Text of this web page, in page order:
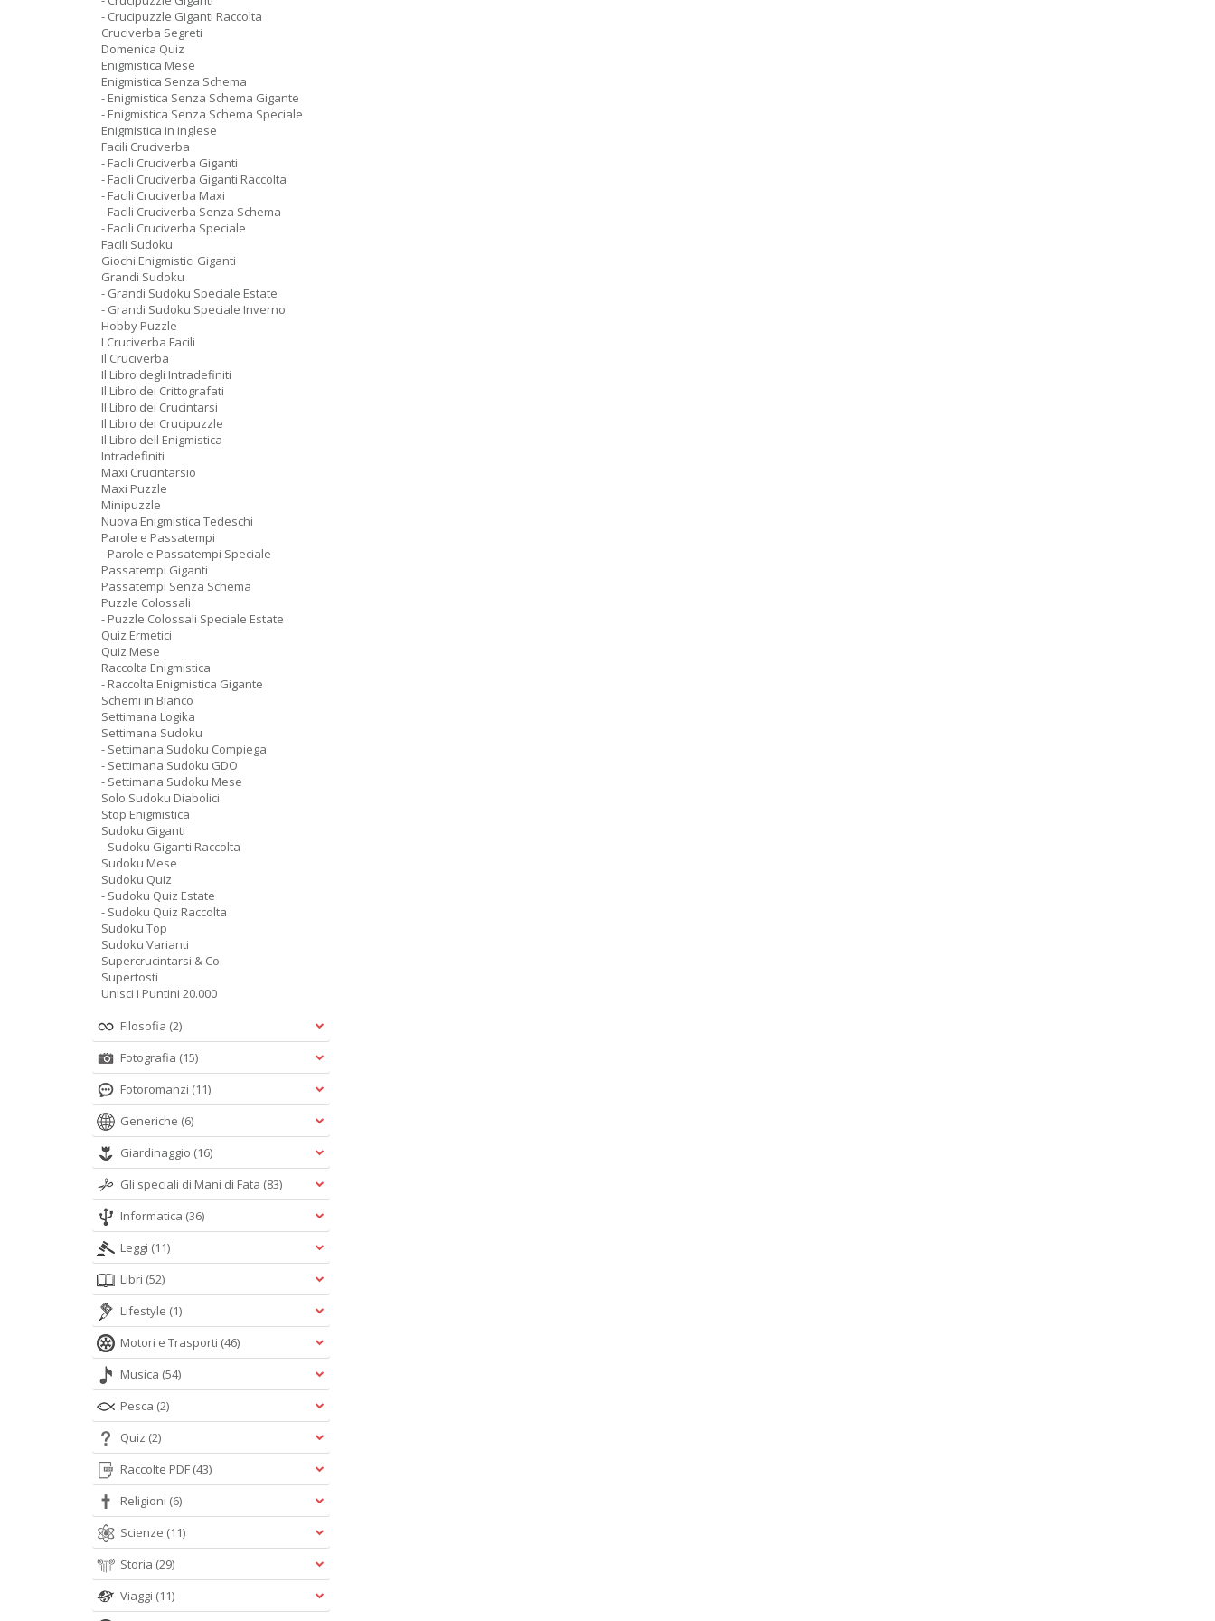
- Crucipuzzle Giganti Raccolta
Cruciverba Segreti
Domenica Quiz
Enigmistica Mese
Enigmistica Senza Schema
- Enigmistica Senza Schema Gigante
- Enigmistica Senza Schema Speciale
Enigmistica in inglese
Facili Cruciverba
- Facili Cruciverba Giganti
- Facili Cruciverba Giganti Raccolta
- Facili Cruciverba Maxi
- Facili Cruciverba Senza Schema
- Facili Cruciverba Speciale
Facili Sudoku
Giochi Enigmistici Giganti
Grandi Sudoku
- Grandi Sudoku Speciale Estate
- Grandi Sudoku Speciale Inverno
Hobby Puzzle
I Cruciverba Facili
Il Cruciverba
Il Libro degli Intradefiniti
Il Libro dei Crittografati
Il Libro dei Crucintarsi
Il Libro dei Crucipuzzle
Il Libro dell Enigmistica
Intradefiniti
Maxi Crucintarsio
Maxi Puzzle
Minipuzzle
Nuova Enigmistica Tedeschi
Parole e Passatempi
- Parole e Passatempi Speciale
Passatempi Giganti
Passatempi Senza Schema
Puzzle Colossali
- Puzzle Colossali Speciale Estate
Quiz Ermetici
Quiz Mese
Raccolta Enigmistica
- Raccolta Enigmistica Gigante
Schemi in Bianco
Settimana Logika
Settimana Sudoku
- Settimana Sudoku Compiega
- Settimana Sudoku GDO
- Settimana Sudoku Mese
Solo Sudoku Diabolici
Stop Enigmistica
Sudoku Giganti
- Sudoku Giganti Raccolta
Sudoku Mese
Sudoku Quiz
- Sudoku Quiz Estate
- Sudoku Quiz Raccolta
Sudoku Top
Sudoku Varianti
Supercrucintarsi & Co.
Supertosti
Unisci i Puntini 20.000
Filosofia (2)
Fotografia (15)
Fotoromanzi (11)
Generiche (6)
Giardinaggio (16)
Gli speciali di Mani di Fata (83)
Informatica (36)
Leggi (11)
Libri (52)
Lifestyle (1)
Motori e Trasporti (46)
Musica (54)
Pesca (2)
Quiz (2)
Raccolte PDF (43)
Religioni (6)
Scienze (11)
Storia (29)
Viaggi (11)